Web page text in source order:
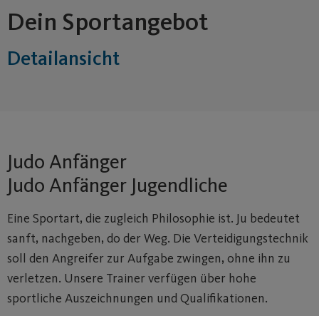
Dein Sportangebot
Detailansicht
Judo Anfänger
Judo Anfänger Jugendliche
Eine Sportart, die zugleich Philosophie ist. Ju bedeutet
sanft, nachgeben, do der Weg. Die Verteidigungstechnik
soll den Angreifer zur Aufgabe zwingen, ohne ihn zu
verletzen. Unsere Trainer verfügen über hohe
sportliche Auszeichnungen und Qualifikationen.